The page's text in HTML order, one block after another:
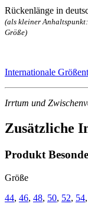
Rückenlänge in
(als kleiner
Größe)
Internationale
Irrtum und
Zusätzliche
Produkt
Größe
44, 46, 48, 50, 52, 54,